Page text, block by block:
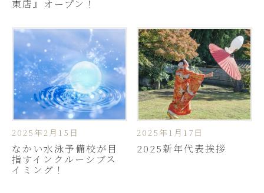
東店』オープン！
2025年2月15日
なかい水泳予備校が目
指すインクルーシブス
イミング！
2025年1月17日
2025新年代表挨拶